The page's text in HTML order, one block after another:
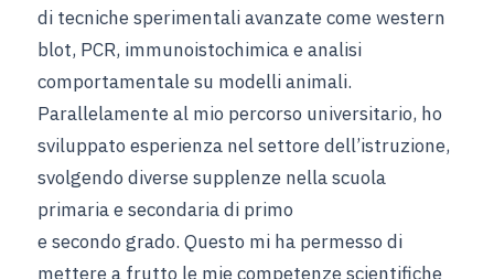
di tecniche sperimentali avanzate come western
blot, PCR, immunoistochimica e analisi
comportamentale su modelli animali.
Parallelamente al mio percorso universitario, ho
sviluppato esperienza nel settore dell’istruzione,
svolgendo diverse supplenze nella scuola
primaria e secondaria di primo
e secondo grado. Questo mi ha permesso di
mettere a frutto le mie competenze scientifiche